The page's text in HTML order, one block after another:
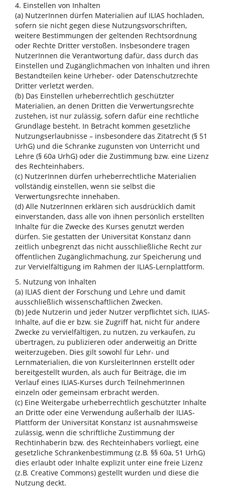
4. Einstellen von Inhalten
(a) NutzerInnen dürfen Materialien auf ILIAS hochladen,
sofern sie nicht gegen diese Nutzungsvorschriften,
weitere Bestimmungen der geltenden Rechtsordnung
oder Rechte Dritter verstoßen. Insbesondere tragen
NutzerInnen die Verantwortung dafür, dass durch das
Einstellen und Zugänglichmachen von Inhalten und ihren
Bestandteilen keine Urheber- oder Datenschutzrechte
Dritter verletzt werden.
(b) Das Einstellen urheberrechtlich geschützter
Materialien, an denen Dritten die Verwertungsrechte
zustehen, ist nur zulässig, sofern dafür eine rechtliche
Grundlage besteht. In Betracht kommen gesetzliche
Nutzungserlaubnisse – insbesondere das Zitatrecht (§ 51
UrhG) und die Schranke zugunsten von Unterricht und
Lehre (§ 60a UrhG) oder die Zustimmung bzw. eine Lizenz
des Rechteinhabers.
(c) NutzerInnen dürfen urheberrechtliche Materialien
vollständig einstellen, wenn sie selbst die
Verwertungsrechte innehaben.
(d) Alle NutzerInnen erklären sich ausdrücklich damit
einverstanden, dass alle von ihnen persönlich erstellten
Inhalte für die Zwecke des Kurses genutzt werden
dürfen. Sie gestatten der Universität Konstanz dann
zeitlich unbegrenzt das nicht ausschließliche Recht zur
öffentlichen Zugänglichmachung, zur Speicherung und
zur Vervielfältigung im Rahmen der ILIAS-Lernplattform.
5. Nutzung von Inhalten
(a) ILIAS dient der Forschung und Lehre und damit
ausschließlich wissenschaftlichen Zwecken.
(b) Jede Nutzerin und jeder Nutzer verpflichtet sich, ILIAS-
Inhalte, auf die er bzw. sie Zugriff hat, nicht für andere
Zwecke zu vervielfältigen, zu nutzen, zu verkaufen, zu
übertragen, zu publizieren oder anderweitig an Dritte
weiterzugeben. Dies gilt sowohl für Lehr- und
Lernmaterialien, die von KursleiterInnen erstellt oder
bereitgestellt wurden, als auch für Beiträge, die im
Verlauf eines ILIAS-Kurses durch TeilnehmerInnen
einzeln oder gemeinsam erbracht werden.
(c) Eine Weitergabe urheberrechtlich geschützter Inhalte
an Dritte oder eine Verwendung außerhalb der ILIAS-
Plattform der Universität Konstanz ist ausnahmsweise
zulässig, wenn die schriftliche Zustimmung der
Rechtinhaberin bzw. des Rechteinhabers vorliegt, eine
gesetzliche Schrankenbestimmung (z.B. §§ 60a, 51 UrhG)
dies erlaubt oder Inhalte explizit unter eine freie Lizenz
(z.B. Creative Commons) gestellt wurden und diese die
Nutzung deckt.